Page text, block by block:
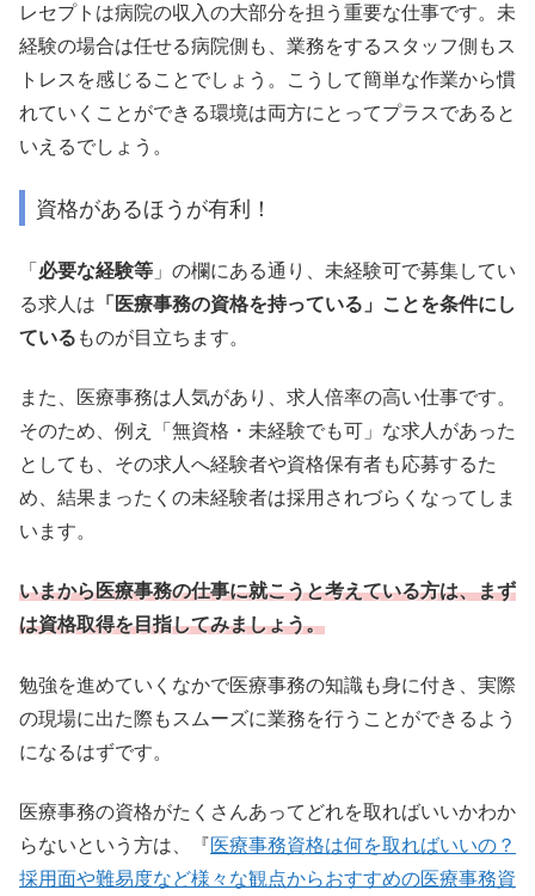
レセプトは病院の収入の大部分を担う重要な仕事です。未
経験の場合は任せる病院側も、業務をするスタッフ側もス
トレスを感じることでしょう。こうして簡単な作業から慣
れていくことができる環境は両方にとってプラスであると
いえるでしょう。
資格があるほうが有利！
「 必要な経験等 」の欄にある通り、未経験可で募集してい
る求人は 「医療事務の資格を持っている」ことを条件にし
ている ものが目立ちます。
また、医療事務は人気があり、求人倍率の高い仕事です。
そのため、例え「無資格・未経験でも可」な求人があった
としても、その求人へ経験者や資格保有者も応募するた
め、結果まったくの未経験者は採用されづらくなってしま
います。
いまから医療事務の仕事に就こうと考えている方は、まず
は資格取得を目指してみましょう。
勉強を進めていくなかで医療事務の知識も身に付き、実際
の現場に出た際もスムーズに業務を行うことができるよう
になるはずです。
医療事務の資格がたくさんあってどれを取ればいいかわか
らないという方は、『医療事務資格は何を取ればいいの？
採用面や難易度など様々な観点からおすすめの医療事務資